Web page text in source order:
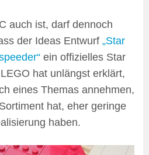
auch ist, darf dennoch
der Ideas Entwurf „Star
ein offizielles Star
hat unlängst erklärt,
eines Themas annehmen,
hat, eher geringe
haben.